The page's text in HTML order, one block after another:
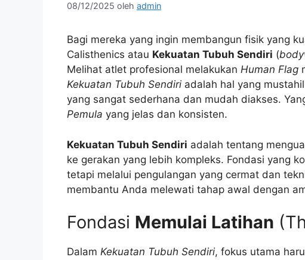
08/12/2025 oleh admin
Bagi mereka yang ingin membangun fisik yang
Calisthenics atau Kekuatan Tubuh Sendiri (
Melihat atlet profesional melakukan Human Flag
Kekuatan Tubuh Sendiri adalah hal yang
yang sangat sederhana dan mudah diakses.
Pemula yang jelas dan konsisten.
Kekuatan Tubuh Sendiri adalah tentang
ke gerakan yang lebih kompleks. Fondasi yang
tetapi melalui pengulangan yang cermat dan
membantu Anda melewati tahap awal dengan
Fondasi Memulai Latihan
Dalam Kekuatan Tubuh Sendiri, fokus utama